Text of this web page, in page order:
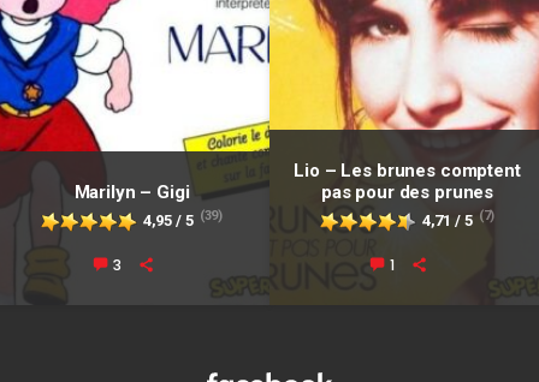
Marilyn – Gigi
4,95 / 5 (39)
3
Lio – Les brunes comptent
pas pour des prunes
4,71 / 5 (7)
1